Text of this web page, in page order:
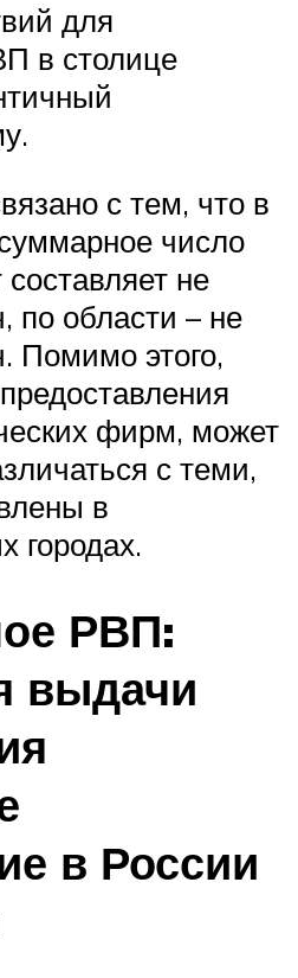
для
в столице
с тем, что в
число
не
по области – не
Помимо этого,
фирм, может
с теми,
в
городах.
РВП:
выдачи
в России